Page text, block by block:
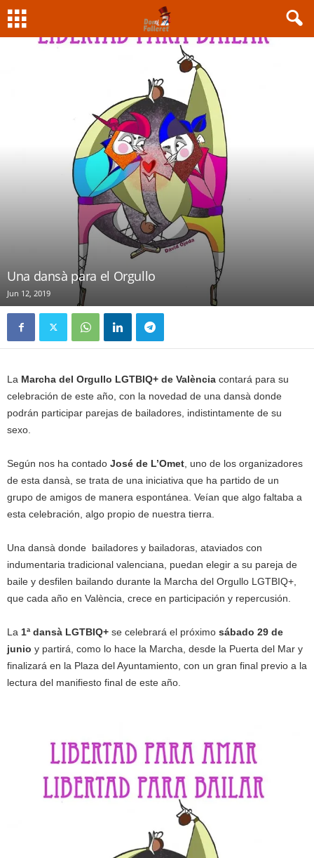
Una dansà para el Orgullo
Jun 12, 2019
La Marcha del Orgullo LGTBIQ+ de València contará para su
celebración de este año, con la novedad de una dansà donde
podrán participar parejas de bailadores, indistintamente de su
sexo.
Según nos ha contado José de L’Omet , uno de los organizadores
de esta dansà, se trata de una iniciativa que ha partido de un
grupo de amigos de manera espontánea. Veían que algo faltaba a
esta celebración, algo propio de nuestra tierra.
Una dansà donde bailadores y bailadoras, ataviados con
indumentaria tradicional valenciana, puedan elegir a su pareja de
baile y desfilen bailando durante la Marcha del Orgullo LGTBIQ+,
que cada año en València, crece en participación y repercusión.
La 1ª dansà LGTBIQ+ se celebrará el próximo sábado 29 de
junio y partirá, como lo hace la Marcha, desde la Puerta del Mar y
finalizará en la Plaza del Ayuntamiento, con un gran final previo a la
lectura del manifiesto final de este año.